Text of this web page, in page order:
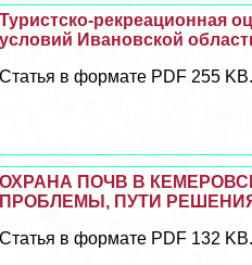
Туристско-рекреационная
условий Ивановской
Статья в формате PDF 255
ОХРАНА ПОЧВ В
ПРОБЛЕМЫ, ПУТИ
Статья в формате PDF 132